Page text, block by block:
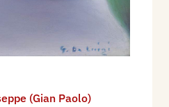
(Gian Paolo)